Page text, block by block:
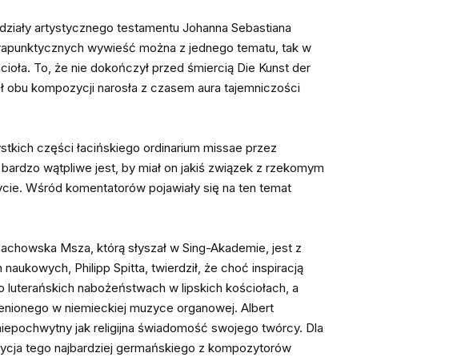
artystycznego testamentu Johanna Sebastiana
wywieść można z jednego tematu, tak w
To, że nie dokończył przed śmiercią Die Kunst der
obu kompozycji narosła z czasem aura tajemniczości
części łacińskiego ordinarium missae przez
wątpliwe jest, by miał on jakiś związek z rzekomym
Wśród komentatorów pojawiały się na ten temat
Msza, którą słyszał w Sing-Akademie, jest z
Philipp Spitta, twierdził, że choć inspiracją
luterańskich nabożeństwach w lipskich kościołach, a
w niemieckiej muzyce organowej. Albert
jak religijna świadomość swojego twórcy. Dla
tego najbardziej germańskiego z kompozytorów